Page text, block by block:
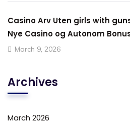
Casino Arv Uten girls with
Nye Casino og Autonom
March 9, 2026
Archives
March 2026